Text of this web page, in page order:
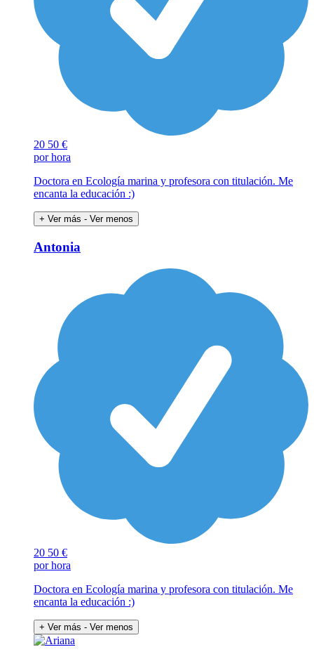
20 50 €
por hora
Doctora en Ecología marina y profesora con titulación. Me
encanta la educación :)
+ Ver más - Ver menos
Antonia
20 50 €
por hora
Doctora en Ecología marina y profesora con titulación. Me
encanta la educación :)
+ Ver más - Ver menos